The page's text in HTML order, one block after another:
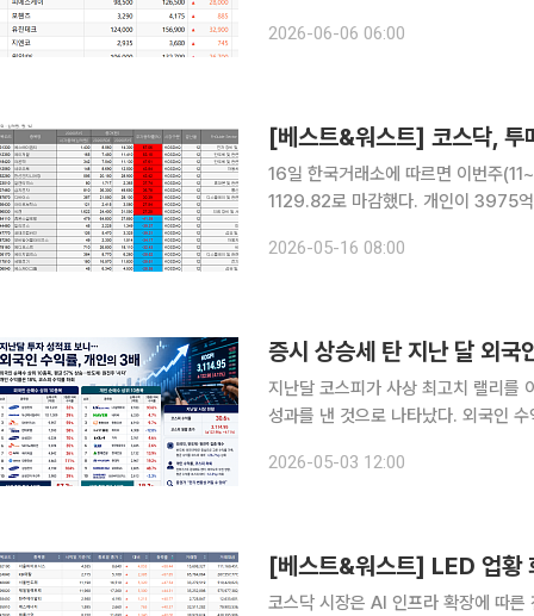
적 15조9774억원과 2조5327억원
2026-06-06 06:00
16일 한국거래소에 따르면 이번주
1129.82로 마감했다. 개인이 3975
급락하며 1130선까지 밀렸다. 단기 급
2026-05-16 08:00
증시 상승세 탄 지난 달 외국
지난달 코스피가 사상 최고치 랠리를
성과를 낸 것으로 나타났다. 외국인 수익률은 개인
을 기록했다. 외국인이 가장
2026-05-03 12:00
[베스트&워스트] LED 업황
코스닥 시장은 AI 인프라 확장에 따